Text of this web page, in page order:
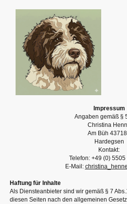
Impressum
Angaben gemäß §
Christina
Am Büh
Hardegsen
Kontakt:
Telefon: +49 (0)
E-Mail:
Haftung für Inhalte
Als Diensteanbieter sind wir gemäß § 7
diesen Seiten nach den allgemeinen